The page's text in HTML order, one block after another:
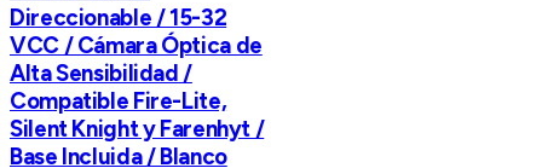
Direccionable / 15-32
VCC / Cámara Óptica de
Alta Sensibilidad /
Compatible Fire-Lite,
Silent Knight y Farenhyt /
Base Incluida / Blanco